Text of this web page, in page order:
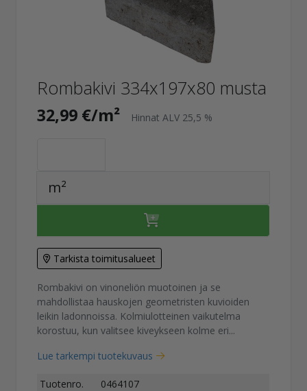
Rombakivi 334x197x80 musta
32,99 €/m² Hinnat ALV 25,5 %
m²
Tarkista toimitusalueet
Rombakivi on vinoneliön muotoinen ja se
mahdollistaa hauskojen geometristen kuvioiden
leikin ladonnoissa. Kolmiulotteinen vaikutelma
korostuu, kun valitsee kiveykseen kolme eri...
Lue tarkempi tuotekuvaus
Tuotenro.
0464107